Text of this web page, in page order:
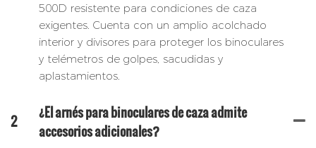
500D resistente para condiciones de caza
exigentes. Cuenta con un amplio acolchado
interior y divisores para proteger los binoculares
y telémetros de golpes, sacudidas y
aplastamientos.
2
¿El arnés para binoculares de caza admite
accesorios adicionales?